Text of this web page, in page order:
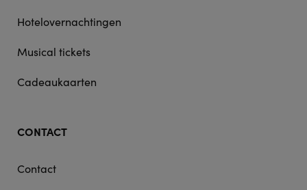
Hotelovernachtingen
Musical tickets
Cadeaukaarten
CONTACT
Contact